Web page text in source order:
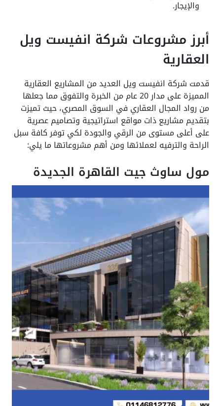
والإيجار.
أبرز مشروعات شركة انفيست ويل
العقارية
قدمت شركة انفيست ويل العديد من المشاريع العقارية
المميزة على مدار 20 عام من الخبرة والتفوق مما جعلها
من رواد المجال العقاري في السوق المصري، حيث تميزت
بتقديم مشاريع ذات مواقع استراتيجية وتصاميم عصرية
على أعلى مستوى من الرقي والجودة لكي توفر كافة سبل
الراحة والترفيه لعملائها ومن أهم مشروعاتها ما يلي:
مول ساوث جيت القاهرة الجديدة